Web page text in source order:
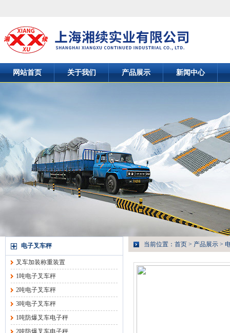
网站首页 关于我们 产品展示 新闻中心
电子叉车秤
叉车加装称重装置
1吨电子叉车秤
2吨电子叉车秤
3吨电子叉车秤
1吨防爆叉车电子秤
2吨防爆叉车电子秤
当前位置： 首页 > 产品展示 >